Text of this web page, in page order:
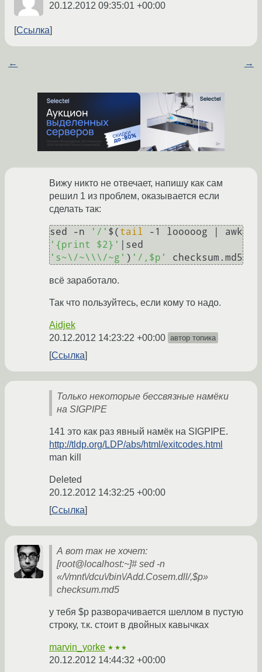
20.12.2012 09:35:01 +00:00
Ссылка
← →
Вижу никто не отвечает, напишу как сам
решил 1 из проблем, оказывается если
сделать так:
sed -n '/' $( tail
-1 looooog | awk
'{print $2}'
's~\/~\\\/~g' ) '/,$p' checksum.md5
всё заработало.
Так что пользуйтесь, если кому то надо.
Aidjek
20.12.2012 14:23:22 +00:00 автор топика
Ссылка
Только некоторые бессвязные намёки
на SIGPIPE
141 это как раз явный намёк на SIGPIPE.
http://tldp.org/LDP/abs/html/exitcodes.html
man kill
Deleted
20.12.2012 14:32:25 +00:00
Ссылка
А вот так не хочет:
[root@localhost:~]# sed -n
«/\/mnt\/dcu\/bin\/Add.Cosem.dll/,$p»
checksum.md5
у тебя $p разворачивается шеллом в пустую
строку, т.к. стоит в двойных кавычках
marvin_yorke ★★★
20.12.2012 14:44:32 +00:00